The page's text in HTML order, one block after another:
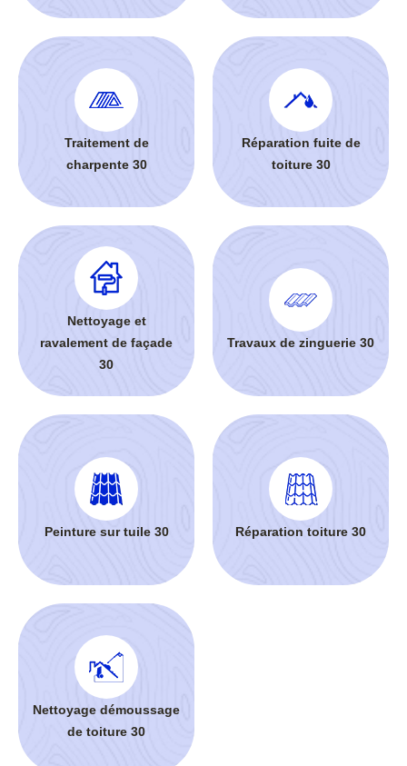
Traitement de
charpente 30
Réparation fuite de
toiture 30
Nettoyage et
ravalement de façade
30
Travaux de zinguerie 30
Peinture sur tuile 30 Réparation toiture 30
Nettoyage démoussage
de toiture 30